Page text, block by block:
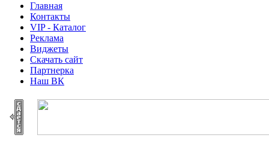
Главная
Контакты
VIP - Каталог
Реклама
Виджеты
Скачать сайт
Партнерка
Наш ВК